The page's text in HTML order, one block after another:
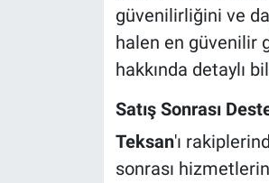
güvenilirliğini ve
halen en güvenilir
hakkında detaylı
Satış Sonrası
Teksan'ı
sonrası